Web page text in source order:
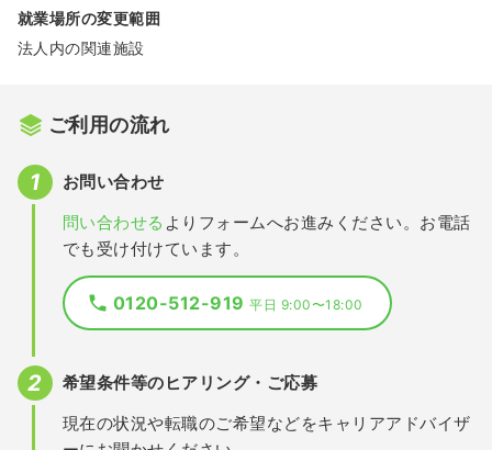
就業場所の変更範囲
法人内の関連施設
ご利用の流れ
お問い合わせ
問い合わせる よりフォームへお進みください。お電話
でも受け付けています。
0120-512-919平日 9:00〜18:00
希望条件等のヒアリング・ご応募
現在の状況や転職のご希望などをキャリアアドバイザ